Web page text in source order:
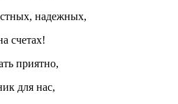
надежных,
счетах!
приятно,
для нас,